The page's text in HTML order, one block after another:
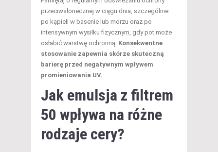
przeciwsłonecznej w ciągu dnia, szczególnie
po kąpieli w basenie lub morzu oraz po
intensywnym wysiłku fizycznym, gdy pot może
osłabić warstwę ochronną. Konsekwentne
stosowanie zapewnia skórze skuteczną
barierę przed negatywnym wpływem
promieniowania UV.
Jak emulsja z filtrem
50 wpływa na różne
rodzaje cery?